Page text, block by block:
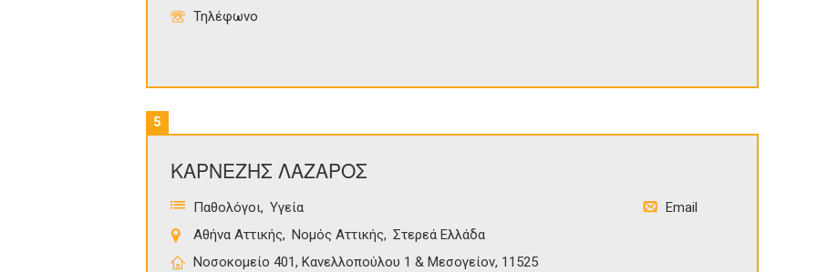
Τηλέφωνο
5
ΚΑΡΝΕΖΗΣ ΛΑΖΑΡΟΣ
Παθολόγοι Υγεία
Αθήνα Αττικής
Νομός Αττικής
Στερεά Ελλάδα
Νοσοκομείο 401, Κανελλοπούλου 1 & Μεσογείον, 11525
Email